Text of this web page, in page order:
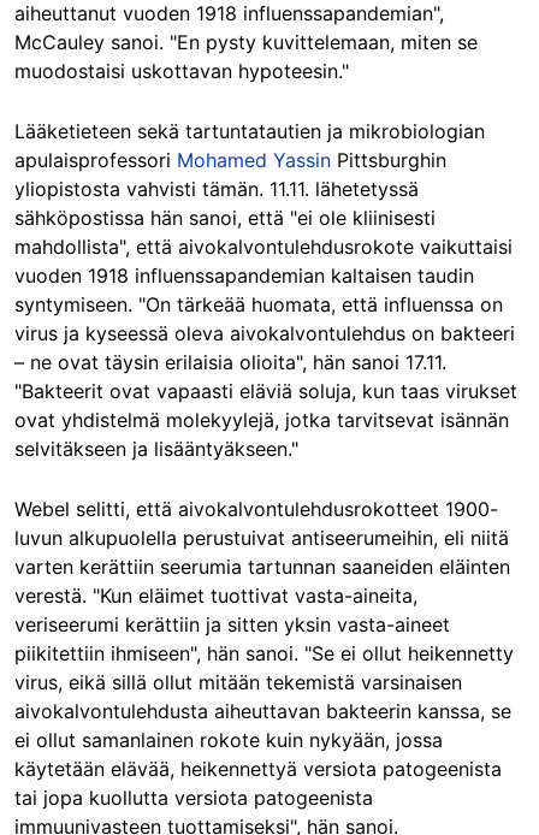
aiheuttanut vuoden 1918 influenssapandemian",
McCauley sanoi. "En pysty kuvittelemaan, miten se
muodostaisi uskottavan hypoteesin."
Lääketieteen sekä tartuntatautien ja mikrobiologian
apulaisprofessori Mohamed Yassin Pittsburghin
yliopistosta vahvisti tämän. 11.11. lähetetyssä
sähköpostissa hän sanoi, että "ei ole kliinisesti
mahdollista", että aivokalvontulehdusrokote vaikuttaisi
vuoden 1918 influenssapandemian kaltaisen taudin
syntymiseen. "On tärkeää huomata, että influenssa on
virus ja kyseessä oleva aivokalvontulehdus on bakteeri
– ne ovat täysin erilaisia olioita", hän sanoi 17.11.
"Bakteerit ovat vapaasti eläviä soluja, kun taas virukset
ovat yhdistelmä molekyylejä, jotka tarvitsevat isännän
selvitäkseen ja lisääntyäkseen."
Webel selitti, että aivokalvontulehdusrokotteet 1900-
luvun alkupuolella perustuivat antiseerumeihin, eli niitä
varten kerättiin seerumia tartunnan saaneiden eläinten
verestä. "Kun eläimet tuottivat vasta-aineita,
veriseerumi kerättiin ja sitten yksin vasta-aineet
piikitettiin ihmiseen", hän sanoi. "Se ei ollut heikennetty
virus, eikä sillä ollut mitään tekemistä varsinaisen
aivokalvontulehdusta aiheuttavan bakteerin kanssa, se
ei ollut samanlainen rokote kuin nykyään, jossa
käytetään elävää, heikennettyä versiota patogeenista
tai jopa kuollutta versiota patogeenista
immuunivasteen tuottamiseksi", hän sanoi.